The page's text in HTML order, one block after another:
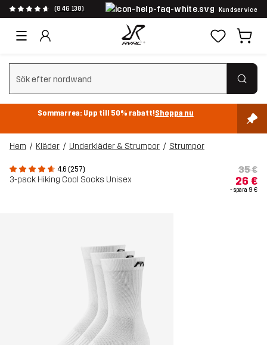
(846 138) Kundservice
Rensa sök
Sommarrea: Upp till 50% rabatt!Shoppa nu
Hem Kläder Underkläder & Strumpor Strumpor
4.6 (257)
3-pack Hiking Cool Socks Unisex
35 €
26 €
- spara 9 €